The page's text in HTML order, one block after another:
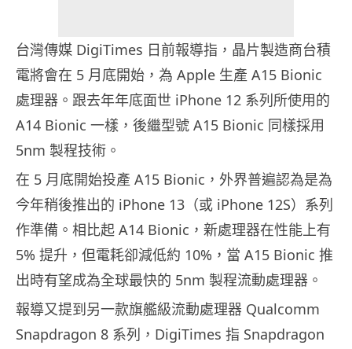
台灣傳媒 DigiTimes 日前報導指，晶片製造商台積
電將會在 5 月底開始，為 Apple 生產 A15 Bionic
處理器。跟去年年底面世 iPhone 12 系列所使用的
A14 Bionic 一樣，後繼型號 A15 Bionic 同樣採用
5nm 製程技術。
在 5 月底開始投產 A15 Bionic，外界普遍認為是為
今年稍後推出的 iPhone 13（或 iPhone 12S）系列
作準備。相比起 A14 Bionic，新處理器在性能上有
5% 提升，但電耗卻減低約 10%，當 A15 Bionic 推
出時有望成為全球最快的 5nm 製程流動處理器。
報導又提到另一款旗艦級流動處理器 Qualcomm
Snapdragon 8 系列，DigiTimes 指 Snapdragon